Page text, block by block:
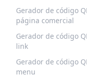
Gerador de código
página comercial
Gerador de código
link
Gerador de código
menu